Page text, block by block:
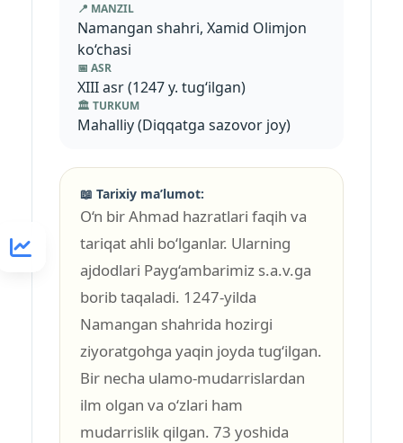
📍 MANZIL
Namangan shahri, Xamid Olimjon
ko‘chasi
📅 ASR
XIII asr (1247 y. tug‘ilgan)
🏛 TURKUM
Mahalliy (Diqqatga sazovor joy)
📖 Tarixiy maʼlumot:
O‘n bir Ahmad hazratlari faqih va
tariqat ahli bo‘lganlar. Ularning
ajdodlari Payg‘ambarimiz s.a.v.ga
borib taqaladi. 1247-yilda
Namangan shahrida hozirgi
ziyoratgohga yaqin joyda tug‘ilgan.
Bir necha ulamo-mudarrislardan
ilm olgan va o‘zlari ham
mudarrislik qilgan. 73 yoshida